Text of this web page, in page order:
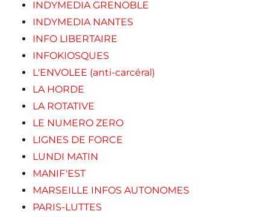
INDYMEDIA GRENOBLE
INDYMEDIA NANTES
INFO LIBERTAIRE
INFOKIOSQUES
L'ENVOLEE (anti-carcéral)
LA HORDE
LA ROTATIVE
LE NUMERO ZERO
LIGNES DE FORCE
LUNDI MATIN
MANIF'EST
MARSEILLE INFOS AUTONOMES
PARIS-LUTTES